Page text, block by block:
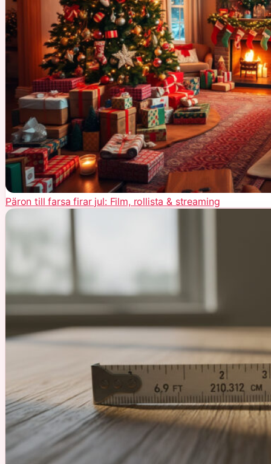
Päron till farsa firar jul: Film, rollista & streaming